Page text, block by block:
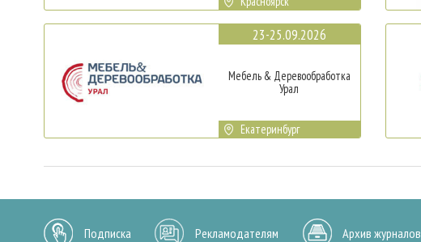
23-25.09.2026
Мебель & Деревообработка
Урал
Екатеринбург
Подписка Рекламодателям Архив журналов